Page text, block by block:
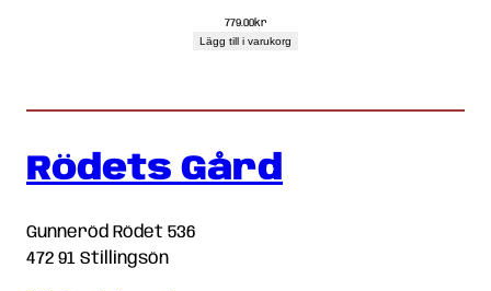
779.00kr
Lägg till i varukorg
Rödets Gård
Gunneröd Rödet 536
472 91 Stillingsön